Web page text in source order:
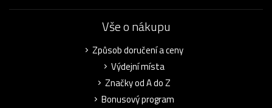
Vše o nákupu
Způsob doručení a ceny
Výdejní místa
Značky od A do Z
Bonusový program